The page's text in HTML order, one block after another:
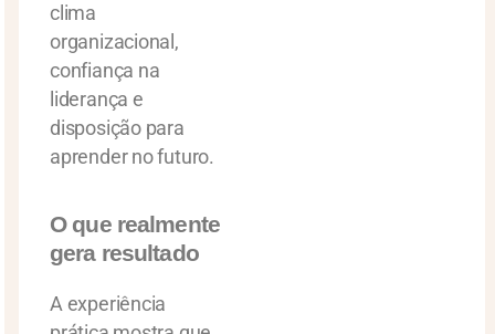
clima
organizacional,
confiança na
liderança e
disposição para
aprender no futuro.
O que realmente
gera resultado
A experiência